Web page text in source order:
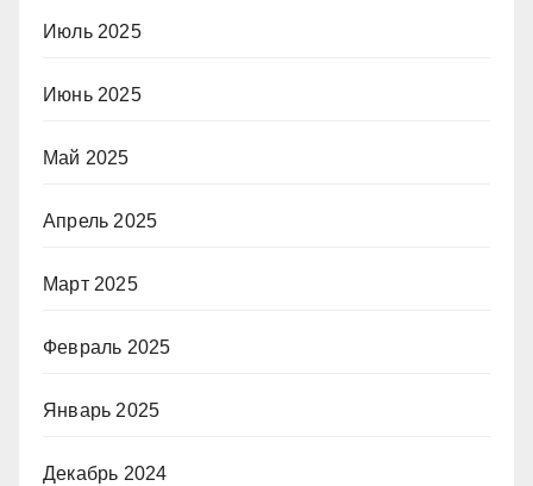
Июль 2025
Июнь 2025
Май 2025
Апрель 2025
Март 2025
Февраль 2025
Январь 2025
Декабрь 2024